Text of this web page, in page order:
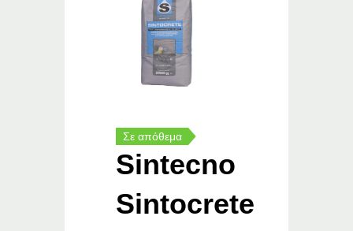
Σε απόθεμα
Sintecno
Sintocrete